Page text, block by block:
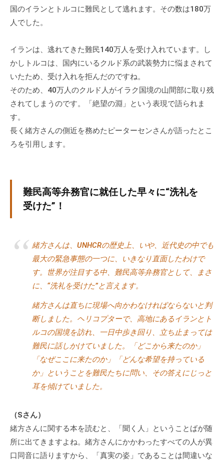
国のイランとトルコに難民として逃れます。その数は180万
人でした。
イランは、逃れてきた難民140万人を受け入れています。し
かしトルコは、国内にいるクルド系の武装勢力に悩まされて
いたため、受け入れを拒んだのですね。
そのため、40万人のクルド人がイラク国境の山間部に取り残
されてしまうのです。「絶望の淵」という表現で語られま
す。
長く緒方さんの側近を務めたピーターセンさんが語ったとこ
ろを引用します。
難民高等弁務官に就任した早々に“洗礼を
受けた”！
緒方さんは、UNHCRの歴史上、いや、近代史の中でも
最大の緊急事態の一つに、いきなり直面したわけで
す。世界が注目する中、難民高等弁務官として、まさ
に、“洗礼を受けた”と言えます。
緒方さんは直ちに現場へ向かわなければならないと判
断しました。ヘリコプターで、高地にあるイランとト
ルコの国境を訪れ、一日中歩き回り、立ち止まっては
難民に話しかけていました。「どこから来たのか」
「なぜここに来たのか」「どんな希望を持っている
か」ということを難民たちに問い、その答えにじっと
耳を傾けていました。
（Sさん）
緒方さんに関する本を読むと、「聞く人」ということばが随
所に出てきますよね。緒方さんにかかわったすべての人が異
口同音に語りますから、「真実の姿」であることは間違いな